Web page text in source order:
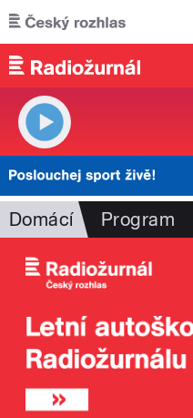
Přejít k hlavnímu obsahu
Domácí Program